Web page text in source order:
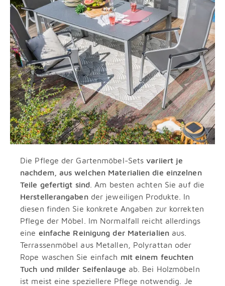
Die Pflege der Gartenmöbel-Setsvariiert je
nachdem, aus welchen Materialien die einzelnen
Teile gefertigt sind . Am besten achten Sie auf die
Herstellerangabender jeweiligen Produkte. In
diesen finden Sie konkrete Angaben zur korrekten
Pflege der Möbel. Im Normalfall reicht allerdings
eine einfache Reinigung der Materialienaus.
Terrassenmöbel aus Metallen, Polyrattan oder
Rope waschen Sie einfach mit einem feuchten
Tuch und milder Seifenlauge ab. Bei Holzmöbeln
ist meist eine speziellere Pflege notwendig. Je